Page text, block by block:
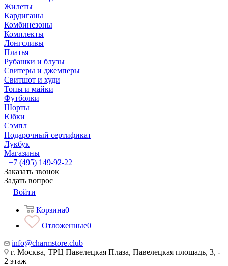
Жилеты
Кардиганы
Комбинезоны
Комплекты
Лонгсливы
Платья
Рубашки и блузы
Свитеры и джемперы
Свитшот и худи
Топы и майки
Футболки
Шорты
Юбки
Сэмпл
Подарочный сертификат
Лукбук
Магазины
+7 (495) 149-92-22
Заказать звонок
Задать вопрос
Войти
Корзина0
Отложенные0
info@charmstore.club
г. Москва, ТРЦ Павелецкая Плаза, Павелецкая площадь, 3, -
2 этаж